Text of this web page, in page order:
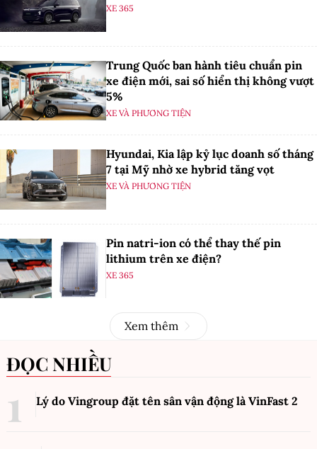
XE 365
Trung Quốc ban hành tiêu chuẩn pin
xe điện mới, sai số hiển thị không vượt
5%
XE VÀ PHƯƠNG TIỆN
Hyundai, Kia lập kỷ lục doanh số tháng
7 tại Mỹ nhờ xe hybrid tăng vọt
XE VÀ PHƯƠNG TIỆN
Pin natri-ion có thể thay thế pin
lithium trên xe điện?
XE 365
Xem thêm
ĐỌC NHIỀU
Lý do Vingroup đặt tên sân vận động là VinFast 2